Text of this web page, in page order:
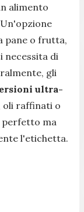
alimento
pane o frutta,
necessita di
gli
ultra-
oli raffinati o
perfetto ma
l'etichetta.